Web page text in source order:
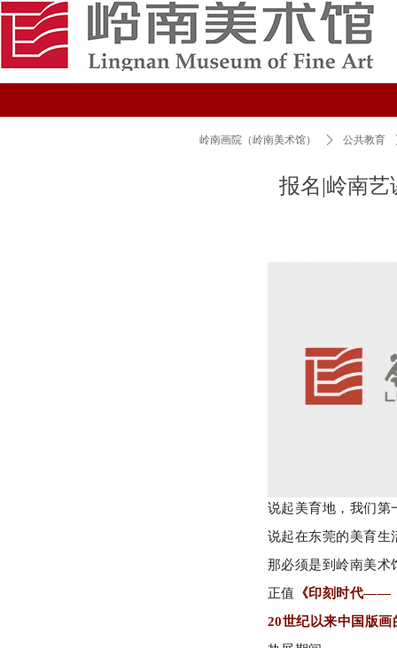
报名|岭南
岭南画院（岭南美术馆） ꄲ 公共教育
说起美育地，我们第
说起在东莞的美育生
那必须是到岭南美术
正值 《印刻时代——
20世纪以来中国版